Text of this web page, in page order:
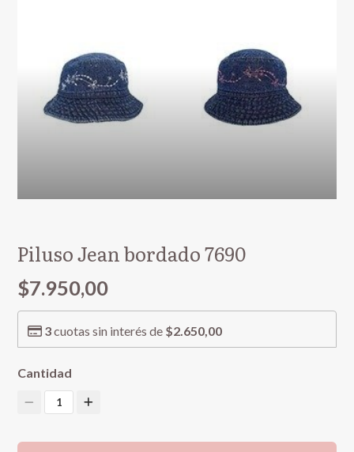
Piluso Jean bordado 7690
$7.950,00
3cuotas sin interés de $2.650,00
Cantidad
1